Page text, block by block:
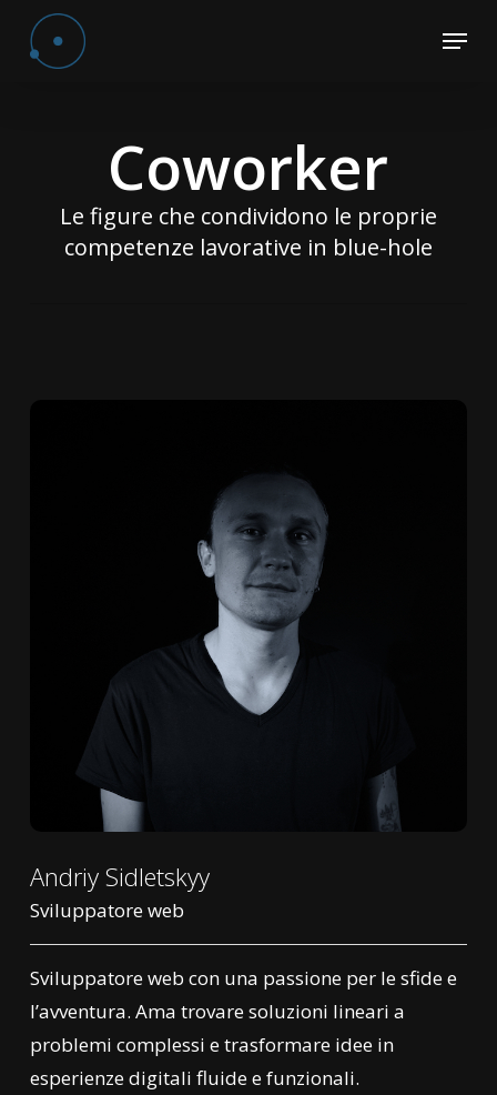
Menu
Coworker
Le figure che condividono le proprie
competenze lavorative in blue-hole
Andriy Sidletskyy
Sviluppatore web
Sviluppatore web con una passione per le sfide e
l’avventura. Ama trovare soluzioni lineari a
problemi complessi e trasformare idee in
esperienze digitali fluide e funzionali.